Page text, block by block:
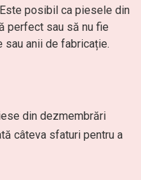
posibil ca piesele din
perfect sau să nu fie
anii de fabricație.
din dezmembrări
câteva sfaturi pentru a